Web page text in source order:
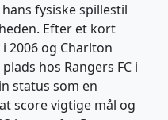
fysiske spillestil
Efter et kort
i 2006 og Charlton
hos Rangers FC i
status som en
score vigtige mål og